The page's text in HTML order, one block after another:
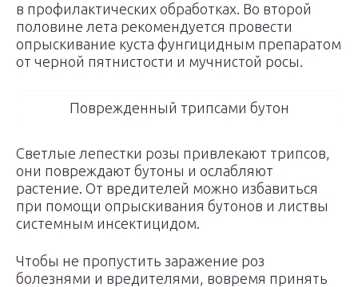
в профилактических обработках. Во второй
половине лета рекомендуется провести
опрыскивание куста фунгицидным препаратом
от черной пятнистости и мучнистой росы.
Поврежденный трипсами бутон
Светлые лепестки розы привлекают трипсов,
они повреждают бутоны и ослабляют
растение. От вредителей можно избавиться
при помощи опрыскивания бутонов и листвы
системным инсектицидом.
Чтобы не пропустить заражение роз
болезнями и вредителями, вовремя принять